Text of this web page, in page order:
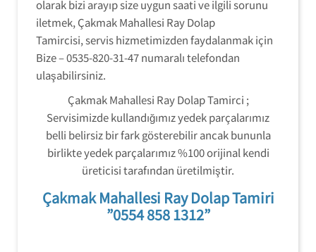
olarak bizi arayıp size uygun saati ve ilgili sorunu
iletmek, Çakmak Mahallesi Ray Dolap
Tamircisi, servis hizmetimizden faydalanmak için
Bize – 0535-820-31-47 numaralı telefondan
ulaşabilirsiniz.
Çakmak Mahallesi Ray Dolap Tamirci ;
Servisimizde kullandığımız yedek parçalarımız
belli belirsiz bir fark gösterebilir ancak bununla
birlikte yedek parçalarımız %100 orijinal kendi
üreticisi tarafından üretilmiştir.
Çakmak Mahallesi Ray Dolap Tamiri
”0554 858 1312”